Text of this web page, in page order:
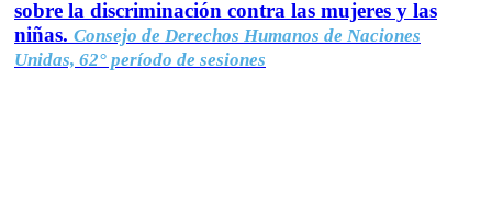
sobre la discriminación contra las mujeres y las
niñas. Consejo de Derechos Humanos de Naciones
Unidas, 62° período de sesiones